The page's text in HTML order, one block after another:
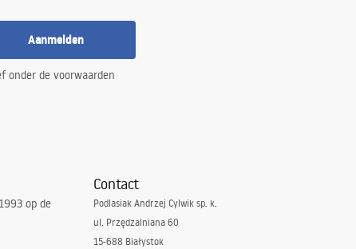
Aanmelden
onder de voorwaarden
op de
Contact
Podlasiak Andrzej Cylwik sp. k.
ul. Przędzalniana 60
15-688 Białystok